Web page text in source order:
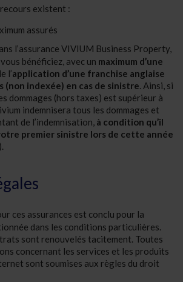
existent :
assurés
l’assurance VIVIUM Business Property,
bénéficiez, avec un maximum d’une
l’application d’une franchise anglaise
(non indexée) en cas de sinistre. Ainsi, si
dommages (hors taxes) est supérieur à
indemnisera tous les dommages et
de l’indemnisation, à condition qu’il
premier sinistre lors de cette année
).
ces assurances est conclu pour la
dans les conditions particulières.
sont renouvelés tacitement. Toutes
concernant les services et les produits
sont soumises aux règles du droit